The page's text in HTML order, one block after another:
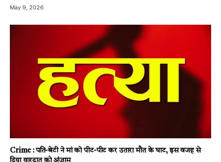
May 9, 2026
Crime : पति-बेटी ने मां को पीट-पीट कर उतारा मौत के घाट, इस वजह से